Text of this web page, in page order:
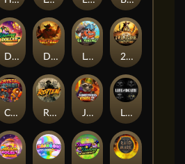
Junkyard Kings 2
Danny Dollar
Life and Death
Crystal Robot
2 Wild 2 Die
Rotten
Le Viking
Duel at Dawn